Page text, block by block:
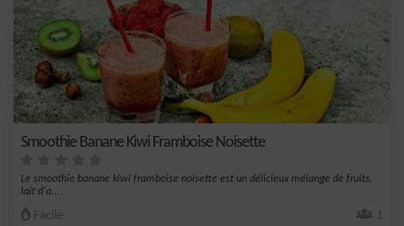
Smoothie Banane Kiwi Framboise Noisette
Le smoothie banane kiwi framboise noisette est un délicieux mélange de fruits,
lait d'a...
Facile 1